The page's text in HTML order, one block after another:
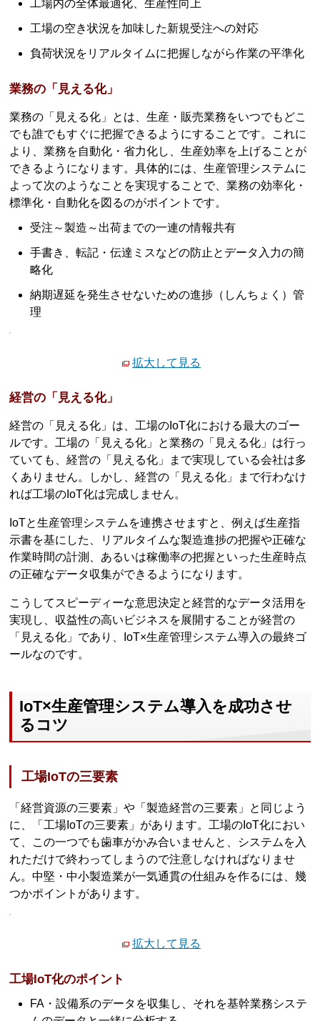
工場内の全体最適化、生産性向上
工場の空き状況を加味した新規受注への対応
負荷状況をリアルタイムに把握しながら作業の平準化
業務の「見える化」
業務の「見える化」とは、生産・販売業務をいつでもどこ
でも誰でもすぐに把握できるようにすることです。これに
より、業務を自動化・省力化し、生産効率を上げることが
できるようになります。具体的には、生産管理システムに
よって次のようなことを実現することで、業務の効率化・
標準化・自動化を図るのがポイントです。
受注～製造～出荷までの一連の情報共有
手書き、転記・伝達ミスなどの防止とデータ入力の簡
略化
納期遅延を発生させないための進捗（しんちょく）管
理
拡大して見る
経営の「見える化」
経営の「見える化」は、工場のIoT化における最大のゴー
ルです。工場の「見える化」と業務の「見える化」は行っ
ていても、経営の「見える化」まで実現している会社は多
くありません。しかし、経営の「見える化」まで行わなけ
れば工場のIoT化は完成しません。
IoTと生産管理システムを連携させますと、例えば生産指
示書を基にした、リアルタイムな製造進捗の把握や正確な
作業時間の計測、あるいは稼働率の把握といった生産時点
の正確なデータ収集ができるようになります。
こうしてスピーディーな意思決定と経営的なデータ活用を
実現し、収益性の高いビジネスを展開することが経営の
「見える化」であり、IoT×生産管理システム導入の最終ゴ
ールなのです。
IoT×生産管理システム導入を成功させ
るコツ
工場IoTの三要素
「経営資源の三要素」や「製造経営の三要素」と同じよう
に、「工場IoTの三要素」があります。工場のIoT化におい
て、この一つでも歯車がかみ合いませんと、システムを入
れただけで終わってしまうので注意しなければなりませ
ん。中堅・中小製造業が一気通貫の仕組みを作るには、幾
つかポイントがあります。
拡大して見る
工場IoT化のポイント
FA・設備系のデータを収集し、それを基幹業務システ